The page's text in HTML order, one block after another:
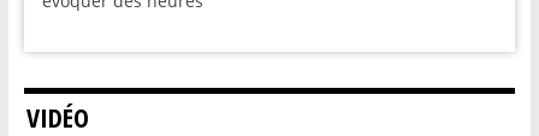
VIDÉO